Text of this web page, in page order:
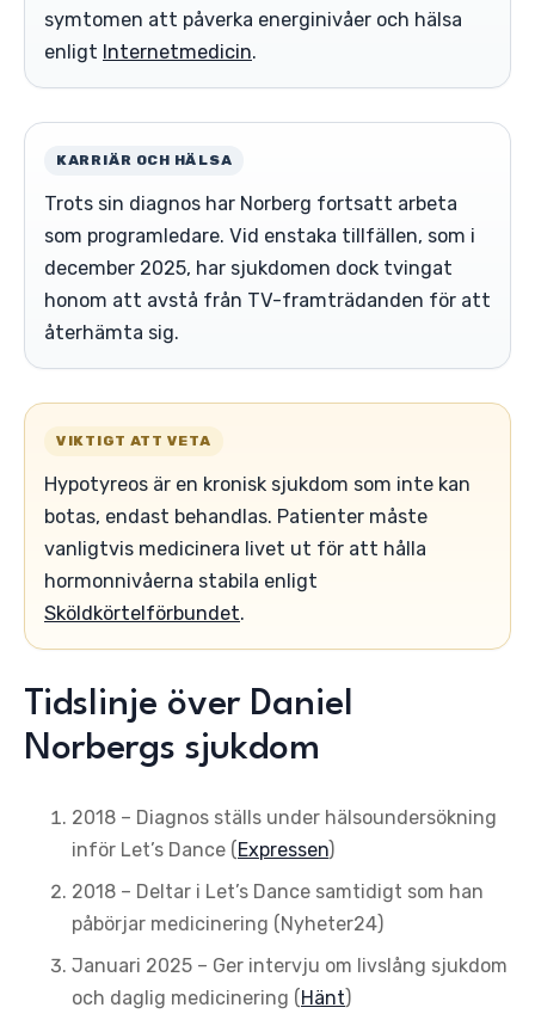
symtomen att påverka energinivåer och hälsa
enligt Internetmedicin.
KARRIÄR OCH HÄLSA
Trots sin diagnos har Norberg fortsatt arbeta
som programledare. Vid enstaka tillfällen, som i
december 2025, har sjukdomen dock tvingat
honom att avstå från TV-framträdanden för att
återhämta sig.
VIKTIGT ATT VETA
Hypotyreos är en kronisk sjukdom som inte kan
botas, endast behandlas. Patienter måste
vanligtvis medicinera livet ut för att hålla
hormonnivåerna stabila enligt
Sköldkörtelförbundet.
Tidslinje över Daniel
Norbergs sjukdom
2018 – Diagnos ställs under hälsoundersökning
inför Let’s Dance (Expressen)
2018 – Deltar i Let’s Dance samtidigt som han
påbörjar medicinering (Nyheter24)
Januari 2025 – Ger intervju om livslång sjukdom
och daglig medicinering (Hänt)